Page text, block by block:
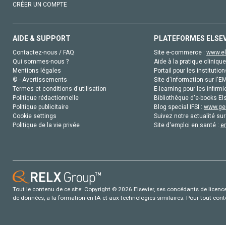
CRÉER UN COMPTE
AIDE & SUPPORT
Contactez-nous / FAQ
Qui sommes-nous ?
Mentions légales
© - Avertissements
Termes et conditions d'utilisation
Politique rédactionnelle
Politique publicitaire
Cookie settings
Politique de la vie privée
PLATEFORMES
Site e-commerce :
Aide à la pratique
Portail pour les
Site d'information sur
E-learning pour les
Bibliothèque d'e-books
Blog special IFSI :
Suivez notre actualité
Site d'emploi en santé :
Tout le contenu de ce site: Copyright © 2026 Elsevier, ses concédants de
de données, a la formation en IA et aux technologies similaires. Pour tout